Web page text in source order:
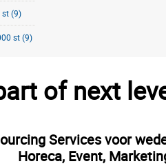
(9)
st (9)
of next
Services voor
Horeca, Event,